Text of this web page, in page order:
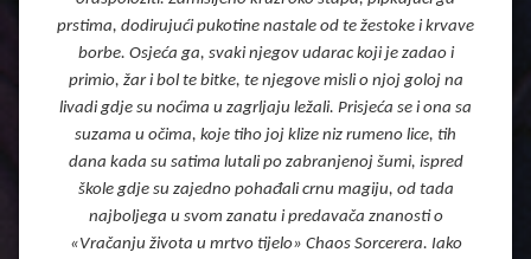
prstima, dodirujući pukotine nastale od te žestoke i krvave
borbe. Osjeća ga, svaki njegov udarac koji je zadao i
primio, žar i bol te bitke, te njegove misli o njoj goloj na
livadi gdje su noćima u zagrljaju ležali. Prisjeća se i ona sa
suzama u očima, koje tiho joj klize niz rumeno lice, tih
dana kada su satima lutali po zabranjenoj šumi, ispred
škole gdje su zajedno pohađali crnu magiju, od tada
najboljega u svom zanatu i predavača znanosti o
«Vračanju života u mrtvo tijelo» Chaos Sorcerera. Iako